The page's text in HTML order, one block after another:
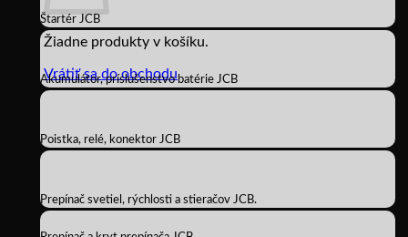
Žiadne produkty v košíku.
Vrátiť sa do obchodu
Štartér JCB
Akumulátor, príslušenstvo batérie JCB
Poistka, relé, konektor JCB
Prepínač svetiel, rýchlosti a stieračov JCB.